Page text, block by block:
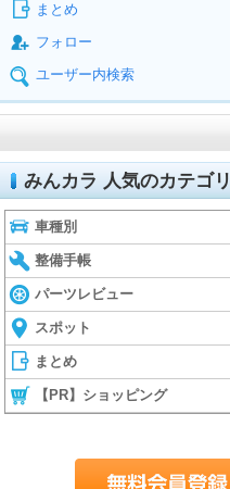
まとめ
フォロー
ユーザー内検索
みんカラ 人気のカテゴリ
車種別
整備手帳
パーツレビュー
スポット
まとめ
【PR】ショッピング